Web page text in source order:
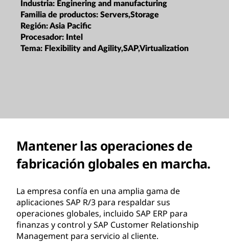
Industria: Enginering and manufacturing
Familia de productos: Servers,Storage
Región:Asia Pacific
Procesador: Intel
Tema: Flexibility and Agility,SAP,Virtualization
Mantener las operaciones de
fabricación globales en marcha.
La empresa confía en una amplia gama de
aplicaciones SAP R/3 para respaldar sus
operaciones globales, incluido SAP ERP para
finanzas y control y SAP Customer Relationship
Management para servicio al cliente.